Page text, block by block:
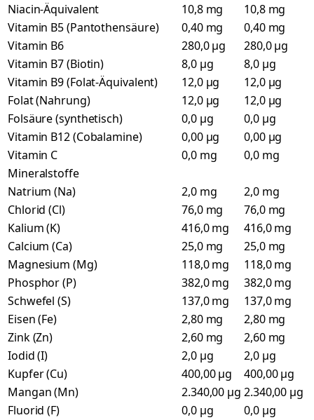
Niacin-Äquivalent
10,8 mg
10,8 mg
Vitamin B5 (Pantothensäure)
0,40 mg
0,40 mg
Vitamin B6
280,0 µg
280,0 µg
Vitamin B7 (Biotin)
8,0 µg
8,0 µg
Vitamin B9 (Folat-Äquivalent)
12,0 µg
12,0 µg
Folat (Nahrung)
12,0 µg
12,0 µg
Folsäure (synthetisch)
0,0 µg
0,0 µg
Vitamin B12 (Cobalamine)
0,00 µg
0,00 µg
Vitamin C
0,0 mg
0,0 mg
Mineralstoffe
Natrium (Na)
2,0 mg
2,0 mg
Chlorid (Cl)
76,0 mg
76,0 mg
Kalium (K)
416,0 mg
416,0 mg
Calcium (Ca)
25,0 mg
25,0 mg
Magnesium (Mg)
118,0 mg
118,0 mg
Phosphor (P)
382,0 mg
382,0 mg
Schwefel (S)
137,0 mg
137,0 mg
Eisen (Fe)
2,80 mg
2,80 mg
Zink (Zn)
2,60 mg
2,60 mg
Iodid (I)
2,0 µg
2,0 µg
Kupfer (Cu)
400,00 µg
400,00 µg
Mangan (Mn)
2.340,00 µg 2.340,00 µg
Fluorid (F)
0,0 µg
0,0 µg